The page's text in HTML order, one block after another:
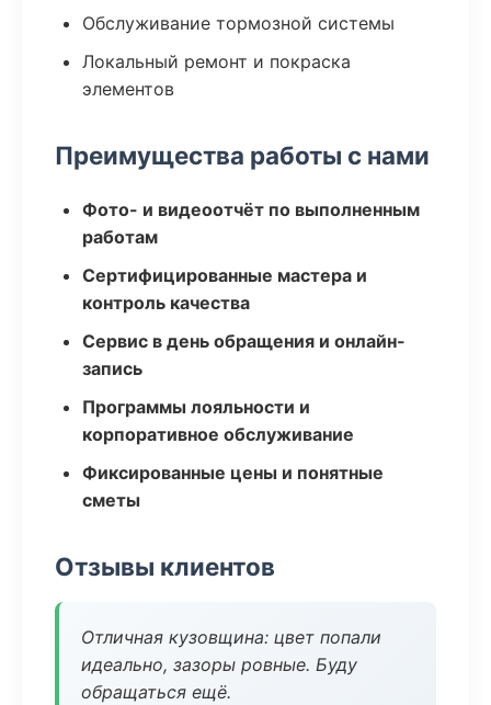
Обслуживание тормозной системы
Локальный ремонт и покраска
элементов
Преимущества работы с нами
Фото- и видеоотчёт по выполненным
работам
Сертифицированные мастера и
контроль качества
Сервис в день обращения и онлайн-
запись
Программы лояльности и
корпоративное обслуживание
Фиксированные цены и понятные
сметы
Отзывы клиентов
Отличная кузовщина: цвет попали
идеально, зазоры ровные. Буду
обращаться ещё.